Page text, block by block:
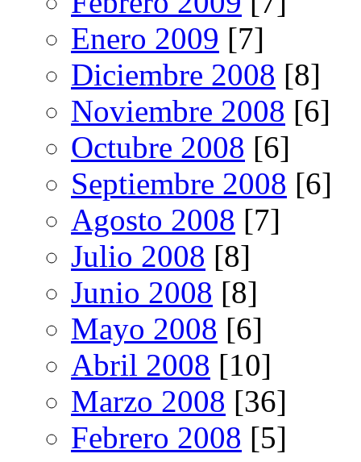
Enero 2009 [7]
Diciembre 2008 [8]
Noviembre 2008 [6]
Octubre 2008 [6]
Septiembre 2008 [6]
Agosto 2008 [7]
Julio 2008 [8]
Junio 2008 [8]
Mayo 2008 [6]
Abril 2008 [10]
Marzo 2008 [36]
Febrero 2008 [5]